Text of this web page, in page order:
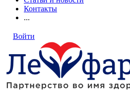
Контакты
...
Войти